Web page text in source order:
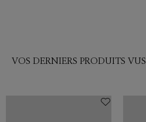
VOS DERNIERS PRODUITS VUS